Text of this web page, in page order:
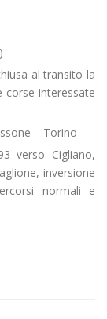
al transito la
corse interessate
– Torino
verso Cigliano,
inversione
normali e